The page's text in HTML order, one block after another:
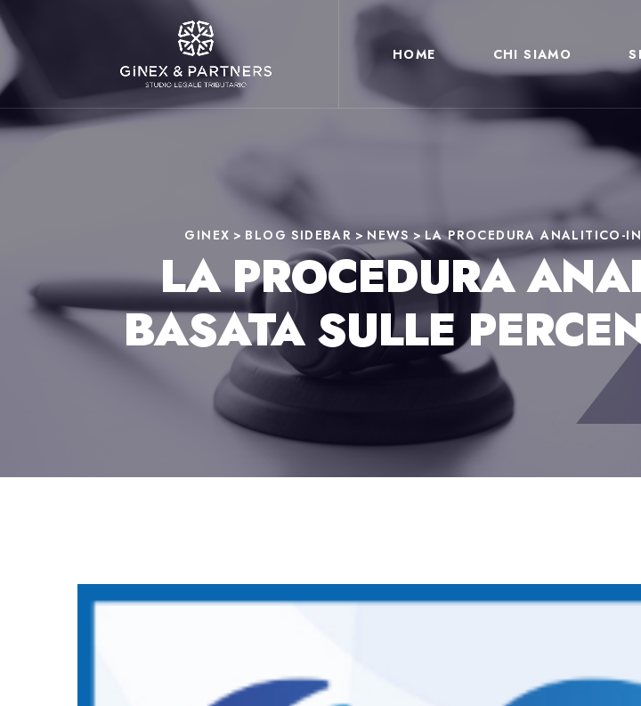
HOME CHI SIAMO
GINEX > BLOG SIDEBAR > NEWS >LA PROCEDURA ANALITICO-
LA PROCEDURA
BASATA SULLE